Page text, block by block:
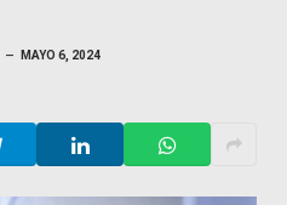
MAYO 6, 2024